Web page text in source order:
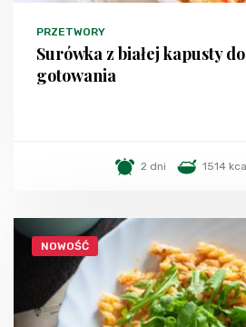
PRZETWORY
Surówka z białej kapusty
gotowania
2 dni 1514
NOWOŚĆ